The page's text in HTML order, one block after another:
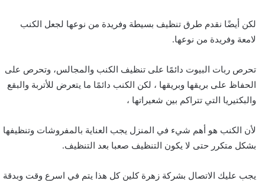
لكن أيضًا نقدم طرق تنظيف بسيطة وفريدة من نوعها لجعل الكنب
لامعة وفريدة من نوعها.
تحرص ربات البيوت دائمًا على تنظيف الكنب والمجالس، وتحرص على
الحفاظ على بريقها وبريقها ، لكن الكنب دائمًا ما يتعرض للأتربة والبقع
والبكتيريا التي تتراكم بين شعيراتها ،
لأن الكنب هو أهم شيء في المنزل يجب العناية بالمفروشات وتنظيفها
بشكل متكرر حتى لا يكون التنظيف صعبا بعد التنظيف.
يجب عليك الاتصال بشركة زهرة كلين كل هذا يتم في اسرع وقت وبدقة